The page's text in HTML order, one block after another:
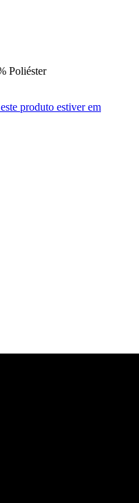
Poliéster
produto estiver em